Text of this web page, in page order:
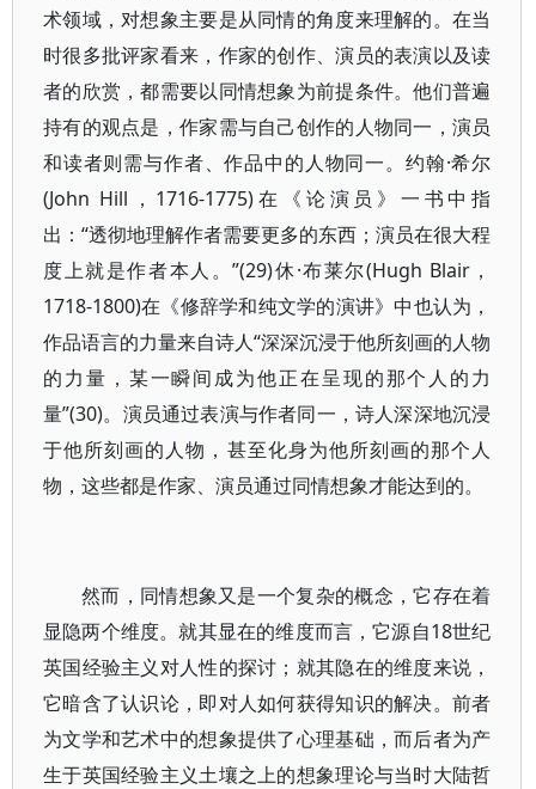
术领域，对想象主要是从同情的角度来理解的。在当
时很多批评家看来，作家的创作、演员的表演以及读
者的欣赏，都需要以同情想象为前提条件。他们普遍
持有的观点是，作家需与自己创作的人物同一，演员
和读者则需与作者、作品中的人物同一。约翰·希尔
(John Hill，1716-1775)在《论演员》一书中指
出：“透彻地理解作者需要更多的东西；演员在很大程
度上就是作者本人。”(29)休·布莱尔(Hugh Blair，
1718-1800)在《修辞学和纯文学的演讲》中也认为，
作品语言的力量来自诗人“深深沉浸于他所刻画的人物
的力量，某一瞬间成为他正在呈现的那个人的力
量”(30)。演员通过表演与作者同一，诗人深深地沉浸
于他所刻画的人物，甚至化身为他所刻画的那个人
物，这些都是作家、演员通过同情想象才能达到的。
然而，同情想象又是一个复杂的概念，它存在着
显隐两个维度。就其显在的维度而言，它源自18世纪
英国经验主义对人性的探讨；就其隐在的维度来说，
它暗含了认识论，即对人如何获得知识的解决。前者
为文学和艺术中的想象提供了心理基础，而后者为产
生于英国经验主义土壤之上的想象理论与当时大陆哲